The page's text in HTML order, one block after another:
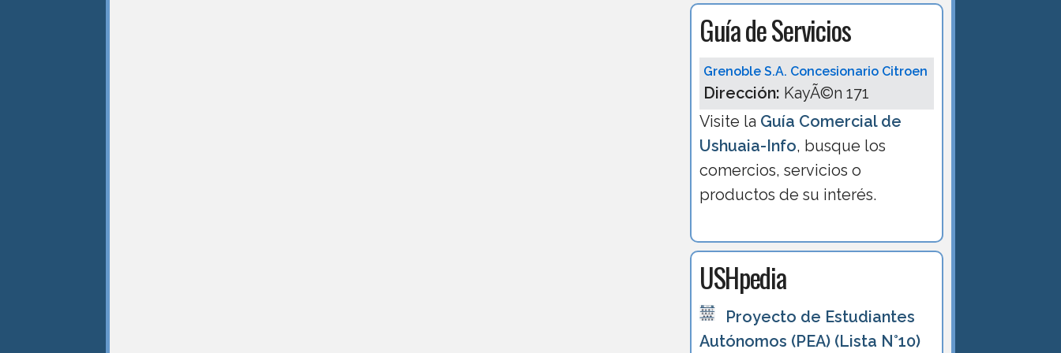
Guía de Servicios
Grenoble S.A. Concesionario Citroen
Dirección: KayÃ©n 171
Visite la Guía Comercial de
Ushuaia-Info, busque los
comercios, servicios o
productos de su interés.
USHpedia
Proyecto de Estudiantes
Autónomos (PEA) (Lista N°10)